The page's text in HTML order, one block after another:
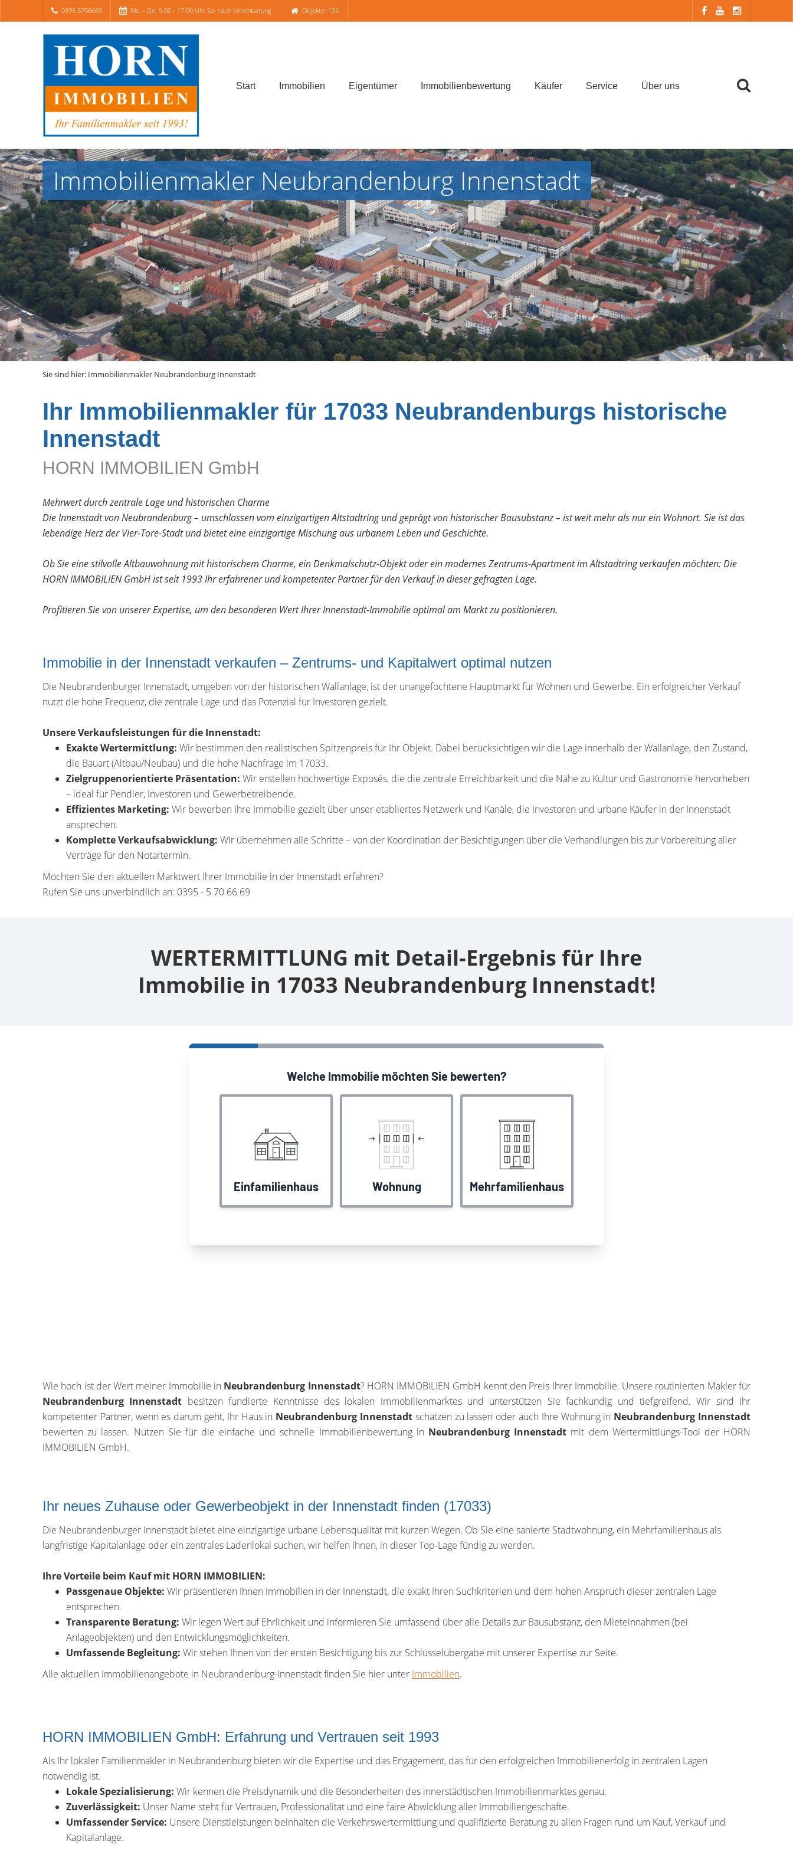
0395 5706669 Mo. - Do. 9.00 - 17.00 Uhr Sa. nach Vereinbarung Objekte: 125
Start Immobilien Eigentümer Immobilienbewertung Käufer Service Über uns
Immobilienmakler Neubrandenburg Innenstadt
Sie sind hier: Immobilienmakler Neubrandenburg Innenstadt
Ihr Immobilienmakler für 17033 Neubrandenburgs historische
Innenstadt
HORN IMMOBILIEN GmbH
Mehrwert durch zentrale Lage und historischen Charme
Die Innenstadt von Neubrandenburg – umschlossen vom einzigartigen Altstadtring und geprägt von historischer Bausubstanz – ist weit mehr als nur ein Wohnort. Sie ist das
lebendige Herz der Vier-Tore-Stadt und bietet eine einzigartige Mischung aus urbanem Leben und Geschichte.
Ob Sie eine stilvolle Altbauwohnung mit historischem Charme, ein Denkmalschutz-Objekt oder ein modernes Zentrums-Apartment im Altstadtring verkaufen möchten: Die
HORN IMMOBILIEN GmbH ist seit 1993 Ihr erfahrener und kompetenter Partner für den Verkauf in dieser gefragten Lage.
Profitieren Sie von unserer Expertise, um den besonderen Wert Ihrer Innenstadt-Immobilie optimal am Markt zu positionieren.
Immobilie in der Innenstadt verkaufen – Zentrums- und Kapitalwert optimal nutzen
Die Neubrandenburger Innenstadt, umgeben von der historischen Wallanlage, ist der unangefochtene Hauptmarkt für Wohnen und Gewerbe. Ein erfolgreicher Verkauf
nutzt die hohe Frequenz, die zentrale Lage und das Potenzial für Investoren gezielt.
Unsere Verkaufsleistungen für die Innenstadt:
Exakte Wertermittlung: Wir bestimmen den realistischen Spitzenpreis für Ihr Objekt. Dabei berücksichtigen wir die Lage innerhalb der Wallanlage, den Zustand,
die Bauart (Altbau/Neubau) und die hohe Nachfrage im 17033.
Zielgruppenorientierte Präsentation: Wir erstellen hochwertige Exposés, die die zentrale Erreichbarkeit und die Nähe zu Kultur und Gastronomie hervorheben
– ideal für Pendler, Investoren und Gewerbetreibende.
Effizientes Marketing: Wir bewerben Ihre Immobilie gezielt über unser etabliertes Netzwerk und Kanäle, die Investoren und urbane Käufer in der Innenstadt
ansprechen.
Komplette Verkaufsabwicklung: Wir übernehmen alle Schritte – von der Koordination der Besichtigungen über die Verhandlungen bis zur Vorbereitung aller
Verträge für den Notartermin.
Möchten Sie den aktuellen Marktwert Ihrer Immobilie in der Innenstadt erfahren?
Rufen Sie uns unverbindlich an: 0395 - 5 70 66 69
WERTERMITTLUNG mit Detail-Ergebnis für Ihre
Immobilie in 17033 Neubrandenburg Innenstadt!
Wie hoch ist der Wert meiner Immobilie in Neubrandenburg Innenstadt? HORN IMMOBILIEN GmbH kennt den Preis Ihrer Immobilie. Unsere routinierten Makler für
Neubrandenburg Innenstadt besitzen fundierte Kenntnisse des lokalen Immobilienmarktes und unterstützen Sie fachkundig und tiefgreifend. Wir sind Ihr
kompetenter Partner, wenn es darum geht, Ihr Haus in Neubrandenburg Innenstadt schätzen zu lassen oder auch Ihre Wohnung in Neubrandenburg Innenstadt
bewerten zu lassen. Nutzen Sie für die einfache und schnelle Immobilienbewertung in Neubrandenburg Innenstadt mit dem Wertermittlungs-Tool der HORN
IMMOBILIEN GmbH.
Ihr neues Zuhause oder Gewerbeobjekt in der Innenstadt finden (17033)
Die Neubrandenburger Innenstadt bietet eine einzigartige urbane Lebensqualität mit kurzen Wegen. Ob Sie eine sanierte Stadtwohnung, ein Mehrfamilienhaus als
langfristige Kapitalanlage oder ein zentrales Ladenlokal suchen, wir helfen Ihnen, in dieser Top-Lage fündig zu werden.
Ihre Vorteile beim Kauf mit HORN IMMOBILIEN:
Passgenaue Objekte: Wir präsentieren Ihnen Immobilien in der Innenstadt, die exakt Ihren Suchkriterien und dem hohen Anspruch dieser zentralen Lage
entsprechen.
Transparente Beratung: Wir legen Wert auf Ehrlichkeit und informieren Sie umfassend über alle Details zur Bausubstanz, den Mieteinnahmen (bei
Anlageobjekten) und den Entwicklungsmöglichkeiten.
Umfassende Begleitung: Wir stehen Ihnen von der ersten Besichtigung bis zur Schlüsselübergabe mit unserer Expertise zur Seite.
Alle aktuellen Immobilienangebote in Neubrandenburg-Innenstadt finden Sie hier unter Immobilien.
HORN IMMOBILIEN GmbH: Erfahrung und Vertrauen seit 1993
Als Ihr lokaler Familienmakler in Neubrandenburg bieten wir die Expertise und das Engagement, das für den erfolgreichen Immobilienerfolg in zentralen Lagen
notwendig ist.
Lokale Spezialisierung: Wir kennen die Preisdynamik und die Besonderheiten des innerstädtischen Immobilienmarktes genau.
Zuverlässigkeit: Unser Name steht für Vertrauen, Professionalität und eine faire Abwicklung aller Immobiliengeschäfte.
Umfassender Service: Unsere Dienstleistungen beinhalten die Verkehrswertermittlung und qualifizierte Beratung zu allen Fragen rund um Kauf, Verkauf und
Kapitalanlage.